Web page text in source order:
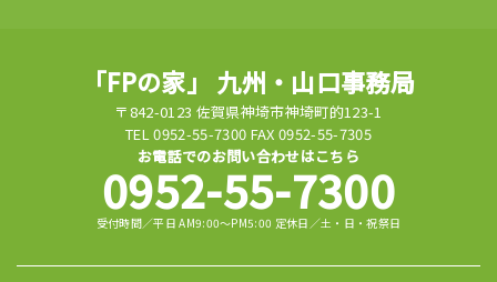
「FPの家」 九州・山口事務局
〒842-0123 佐賀県神埼市神埼町的123-1
TEL 0952-55-7300 FAX 0952-55-7305
お電話でのお問い合わせはこちら
0952-55-7300
受付時間／平日 AM9:00～PM5:00 定休日／土・日・祝祭日